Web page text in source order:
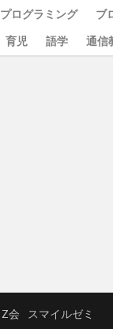
プログラミング ブ
育児 語学 通信
Z会 スマイルゼミ